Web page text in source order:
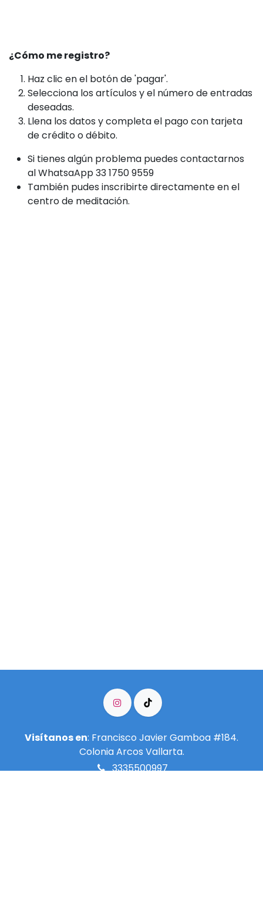
¿Cómo me registro?
Haz clic en el botón de 'pagar'.
Selecciona los artículos y el número de entradas
deseadas.
Llena los datos y completa el pago con tarjeta
de crédito o débito.
Si tienes algún problema puedes contactarnos
al WhatsaApp 33 1750 9559
También pudes inscribirte directamente en el
centro de meditación.
Visítanos en: Francisco Javier Gamboa #184.
Colonia Arcos Vallarta.
3335500997